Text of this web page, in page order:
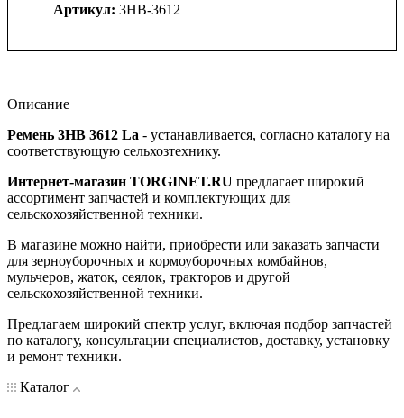
Артикул: 3НВ-3612
Описание
Ремень 3HB 3612 La - устанавливается, согласно каталогу на
соответствующую сельхозтехнику.
Интернет-магазин TORGINET.RU предлагает широкий
ассортимент запчастей и комплектующих для
сельскохозяйственной техники.
В магазине можно найти, приобрести или заказать запчасти
для зерноуборочных и кормоуборочных комбайнов,
мульчеров, жаток, сеялок, тракторов и другой
сельскохозяйственной техники.
Предлагаем широкий спектр услуг, включая подбор запчастей
по каталогу, консультации специалистов, доставку, установку
и ремонт техники.
Каталог